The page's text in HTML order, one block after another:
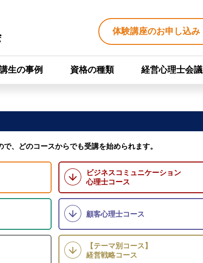
体験講座のお申し込み
生の事例 資格の種類 経営心理士会議
、どのコースからでも受講を始められます。
ビジネスコミュニケーション
心理士コース
顧客心理士コース
【テーマ別コース】
経営戦略コース